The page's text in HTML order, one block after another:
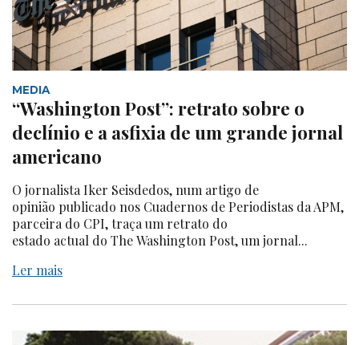
MEDIA
“Washington Post”: retrato sobre o
declínio e a asfixia de um grande jornal
americano
O jornalista Iker Seisdedos, num artigo de
opinião publicado nos Cuadernos de Periodistas da APM,
parceira do CPI, traça um retrato do
estado actual do The Washington Post, um jornal...
Ler mais